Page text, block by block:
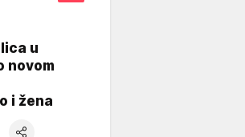
u
novom
i žena